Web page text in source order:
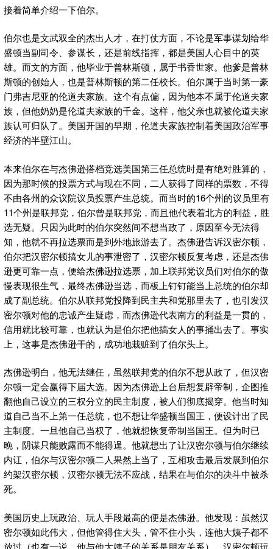
接着简单介绍一下伯尔。
伯尔也是文武双全的杰出人才，在打仗方面，不论是军事谋划给华
盛顿当副司令、参谋长，还是前线指挥，都是美国人心目中的英
雄。而文的方面，他毕业于普林斯顿，属于书香世家。他爹是普林
斯顿的创始人，也是普林斯顿的第二任校长。伯尔属于当时第一豪
门弗吉尼亚的伦道夫家族。这个有点偏，因为他本不属于伦道夫家
族，但他奶奶是伦道夫家族的千金。这样，他父亲也就被伦道夫家
族认可归队了。美国开国的早期，伦道夫家族控制着美国政治军事
经济的半壁江山。
本来伯尔在与杰佛逊搭档竞选美国第三任总统时是有绝对胜算的，
因为那时候的投票方式与现在不同，二人获得了同样的票数，不得
不由各州的众议院议员投票产生总统。而当时的16个州的议员里有
11个州是联邦党，伯尔曾是联邦党，而且他代表着北方的利益，胜
选无疑。只因为此时的伯尔突然间不想当政了，原因至今无法得
知，他就不再拉选票而是到外地旅游去了。杰佛逊告诉汉密尔顿，
伯尔把汉密尔顿搞女儿的事泄密了，汉密尔顿反复考虑，还是杰佛
逊更可靠一点，便给杰佛逊拉选票，加上联邦党议员们对伯尔的傲
慢表现很生气，最终杰佛逊当选，而板上钉钉能当上总统的伯尔却
成了副总统。伯尔从联邦党投降到民主共和党那里去了，也引发汉
密尔顿对他的忠诚产生疑虑，而杰佛逊代表南方的利益是一贯的，
信用就比较可靠，也就认为是伯尔把他搞女人的事捅出去了。事实
上，这事是杰佛逊干的，成功地栽赃到了伯尔头上。
杰佛逊明白，他无法继任，虽然联邦党的伯尔不想从政了，但汉密
尔顿一定会赢得下届大选。因为杰佛逊上台后想复辟帝制，企图推
翻他自己设立的三权分立的民主制度，被人们彻底揭穿。他当时知
道自己当不上第一任总统，也不想让华盛顿当国王，便设计出了民
主制度。一旦他自己当权了，他就想恢复帝制当国王。但为时已
晚，阴谋只能败露而不能得逞。他就想出了让汉密尔顿与伯尔继续
内讧，伯尔与汉密尔顿二人果然上当了，互相攻击最后发展到伯尔
约架汉密尔顿，汉密尔顿无法不应战，结果在与伯尔的决斗中被杀
死。
美国历史上玩政治、玩人手段最高的便是杰佛逊。他发现：虽然汉
密尔顿如此伟大，但他管得住大头，管不住小头，连他大姨子都不
放过（也有一说，他与他大姨子的关系是朋友关系）。汉密尔顿玩